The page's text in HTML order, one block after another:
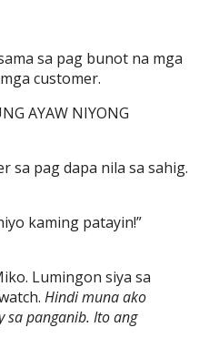
sa pag bunot na mga
customer.
AYAW NIYONG
sa pag dapa nila sa sahig.
kaming patayin!”
Lumingon siya sa
Hindi muna ako
sa panganib. Ito ang